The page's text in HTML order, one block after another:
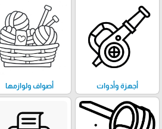
أجهزة وأدوات أصواف ولوازمها